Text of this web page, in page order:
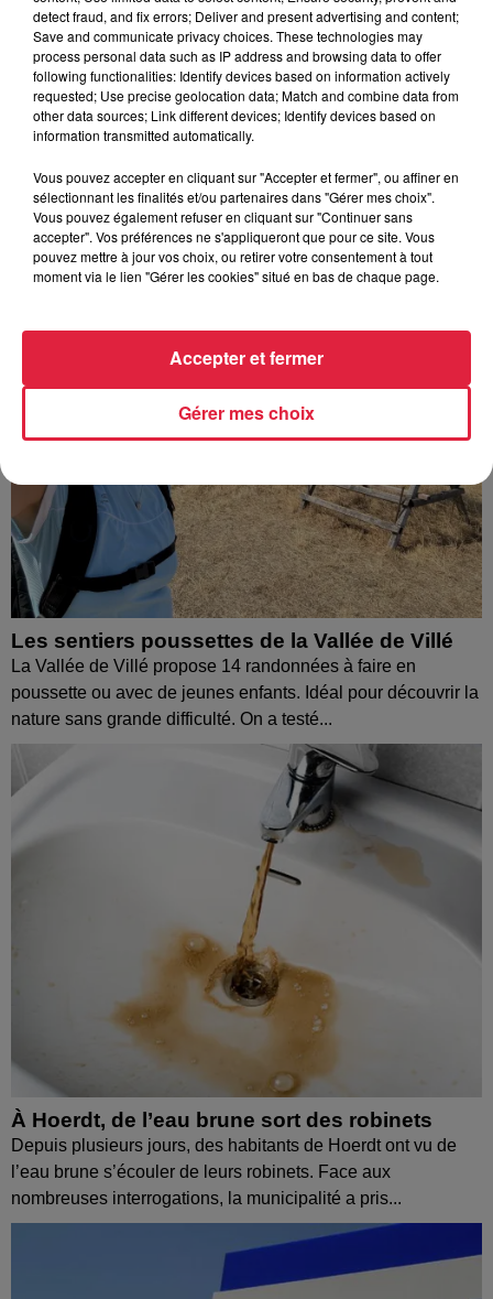
6 août 2026
Tags antisémites à Strasbourg :
Catherine Trautmann réagit
À découvrir également
Les sentiers poussettes de la Vallée de Villé
La Vallée de Villé propose 14 randonnées à faire en
poussette ou avec de jeunes enfants. Idéal pour découvrir la
nature sans grande difficulté. On a testé...
À Hoerdt, de l’eau brune sort des robinets
Depuis plusieurs jours, des habitants de Hoerdt ont vu de
l’eau brune s’écouler de leurs robinets. Face aux
nombreuses interrogations, la municipalité a pris...
detect fraud, and fix errors; Deliver and present advertising and content;
Save and communicate privacy choices. These technologies may
process personal data such as IP address and browsing data to offer
following functionalities: Identify devices based on information actively
requested; Use precise geolocation data; Match and combine data from
other data sources; Link different devices; Identify devices based on
information transmitted automatically.
Vous pouvez accepter en cliquant sur "Accepter et fermer", ou affiner en
sélectionnant les finalités et/ou partenaires dans "Gérer mes choix".
Vous pouvez également refuser en cliquant sur "Continuer sans
accepter". Vos préférences ne s'appliqueront que pour ce site. Vous
pouvez mettre à jour vos choix, ou retirer votre consentement à tout
moment via le lien "Gérer les cookies" situé en bas de chaque page.
Gérer mes choix
Accepter et fermer